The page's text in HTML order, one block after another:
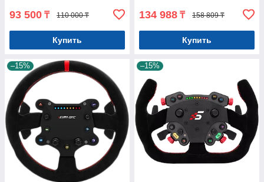
93 500 ₸ 110 000 ₸
Купить
134 988 ₸ 158 809 ₸
Купить
–15% –15%